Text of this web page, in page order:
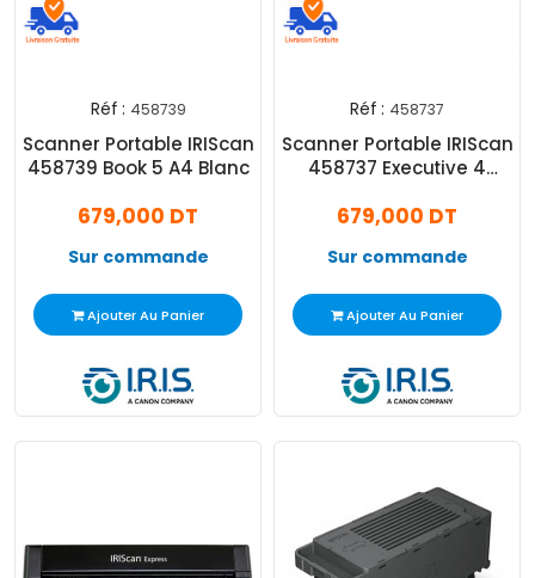
Réf : 458739
Scanner Portable IRIScan
458739 Book 5 A4 Blanc
679,000 DT
Sur commande
Ajouter Au Panier
Réf : 458737
Scanner Portable IRIScan
458737 Executive 4
679,000 DT
Sur commande
Ajouter Au Panier